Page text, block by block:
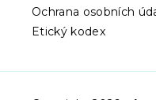
Ochrana osobních
Etický kodex